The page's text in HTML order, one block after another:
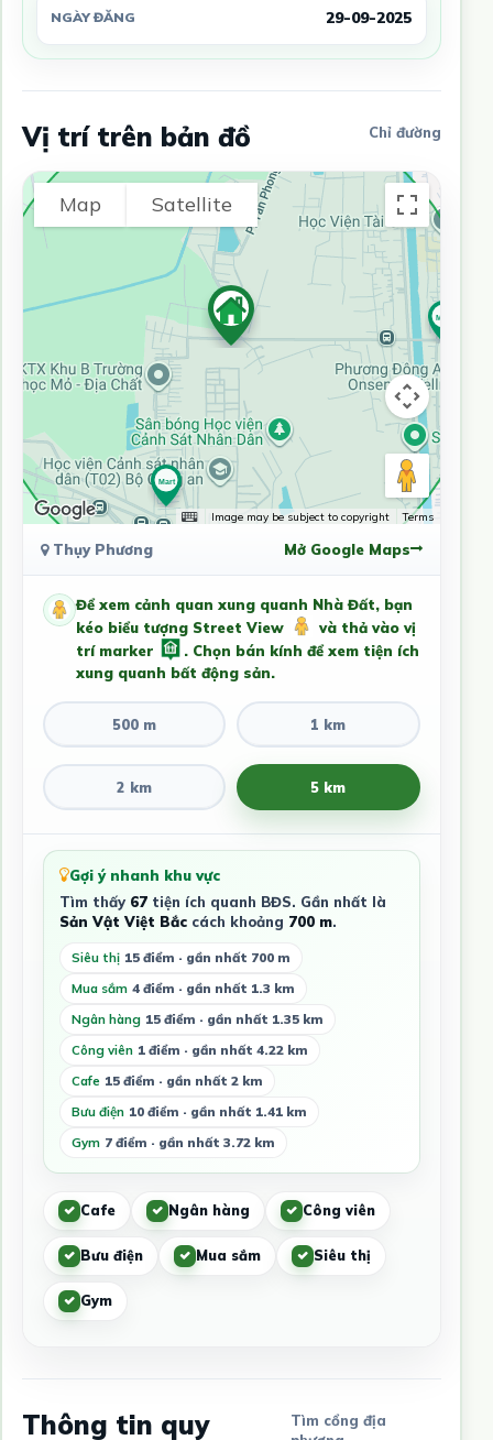
NGÀY ĐĂNG 29-09-2025
Vị trí trên bản đồ Chỉ đường
Map Satellite
Image may be subject to copyright Terms
Thụy Phương Mở Google Maps
Để xem cảnh quan xung quanh Nhà Đất, bạn
kéo biểu tượng Street View
và thả vào vị
trí marker
. Chọn bán kính để xem tiện ích
xung quanh bất động sản.
500 m 1 km
2 km 5 km
Gợi ý nhanh khu vực
Tìm thấy 67tiện ích quanh BĐS. Gần nhất là
Sản Vật Việt Bắccách khoảng 700 m.
Siêu thị 15 điểm · gần nhất 700 m
Mua sắm 4 điểm · gần nhất 1.3 km
Ngân hàng 15 điểm · gần nhất 1.35 km
Công viên 1 điểm · gần nhất 4.22 km
Cafe 15 điểm · gần nhất 2 km
Bưu điện 10 điểm · gần nhất 1.41 km
Gym 7 điểm · gần nhất 3.72 km
Cafe Ngân hàng Công viên
Bưu điện Mua sắm Siêu thị
Gym
Thông tin quy
Tìm cổng địa